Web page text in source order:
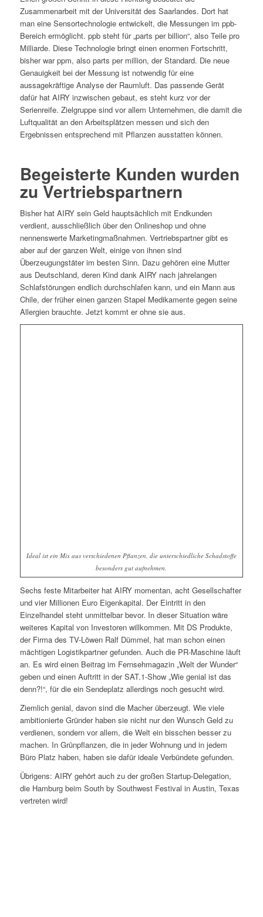
Zusammenarbeit mit der Universität des Saarlandes. Dort hat
man eine Sensortechnologie entwickelt, die Messungen im ppb-
Bereich ermöglicht. ppb steht für „parts per billion“, also Teile pro
Milliarde. Diese Technologie bringt einen enormen Fortschritt,
bisher war ppm, also parts per million, der Standard. Die neue
Genauigkeit bei der Messung ist notwendig für eine
aussagekräftige Analyse der Raumluft. Das passende Gerät
dafür hat AIRY inzwischen gebaut, es steht kurz vor der
Serienreife. Zielgruppe sind vor allem Unternehmen, die damit die
Luftqualität an den Arbeitsplätzen messen und sich den
Ergebnissen entsprechend mit Pflanzen ausstatten können.
Begeisterte Kunden wurden
zu Vertriebspartnern
Bisher hat AIRY sein Geld hauptsächlich mit Endkunden
verdient, ausschließlich über den Onlineshop und ohne
nennenswerte Marketingmaßnahmen. Vertriebspartner gibt es
aber auf der ganzen Welt, einige von ihnen sind
Überzeugungstäter im besten Sinn. Dazu gehören eine Mutter
aus Deutschland, deren Kind dank AIRY nach jahrelangen
Schlafstörungen endlich durchschlafen kann, und ein Mann aus
Chile, der früher einen ganzen Stapel Medikamente gegen seine
Allergien brauchte. Jetzt kommt er ohne sie aus.
Ideal ist ein Mix aus verschiedenen Pflanzen, die unterschiedliche Schadstoffe
besonders gut aufnehmen.
Sechs feste Mitarbeiter hat AIRY momentan, acht Gesellschafter
und vier Millionen Euro Eigenkapital. Der Eintritt in den
Einzelhandel steht unmittelbar bevor. In dieser Situation wäre
weiteres Kapital von Investoren willkommen. Mit DS Produkte,
der Firma des TV-Löwen Ralf Dümmel, hat man schon einen
mächtigen Logistikpartner gefunden. Auch die PR-Maschine läuft
an. Es wird einen Beitrag im Fernsehmagazin „Welt der Wunder“
geben und einen Auftritt in der SAT.1-Show „Wie genial ist das
denn?!“, für die ein Sendeplatz allerdings noch gesucht wird.
Ziemlich genial, davon sind die Macher überzeugt. Wie viele
ambitionierte Gründer haben sie nicht nur den Wunsch Geld zu
verdienen, sondern vor allem, die Welt ein bisschen besser zu
machen. In Grünpflanzen, die in jeder Wohnung und in jedem
Büro Platz haben, haben sie dafür ideale Verbündete gefunden.
Übrigens: AIRY gehört auch zu der großen Startup-Delegation,
die Hamburg beim South by Southwest Festival in Austin, Texas
vertreten wird!